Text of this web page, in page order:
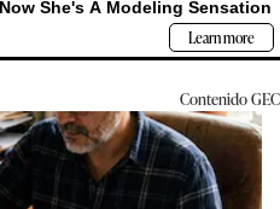
ContenidoGEC